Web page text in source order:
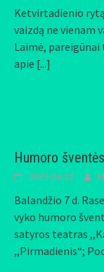
Ketvirtadienio
vaizdą ne vienam
Laimė, pareigūnai
apie [...]
Humoro
2019-04-10
Balandžio 7 d.
vyko humoro
satyros teatras
,,Pirmadienis“;